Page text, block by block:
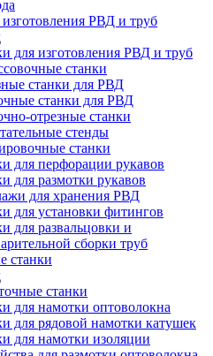
РВД и труб
для изготовления РВД и труб
станки
станки для РВД
станки для РВД
отрезные станки
стенды
станки
для перфорации рукавов
для размотки рукавов
для хранения РВД
для установки фитингов
для развальцовки и
сборки труб
станки
станки
для намотки оптоволокна
для рядовой намотки катушек
для намотки изоляции